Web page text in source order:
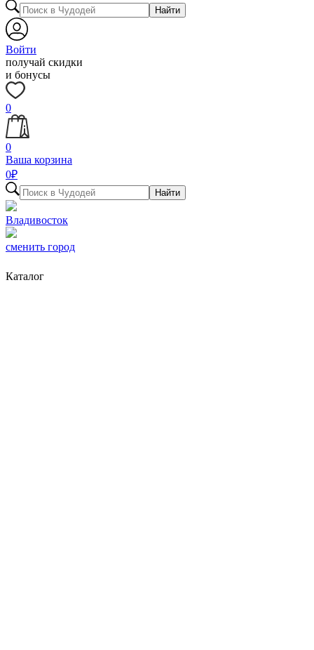
Найти
Войти
получай скидки
и бонусы
0
0
Ваша корзина
0₽
Найти
Владивосток
сменить город
Каталог